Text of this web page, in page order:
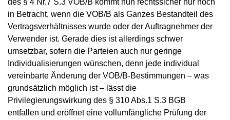
des § 4 Nr.7 S.3 VOB/B kommt nun rechtssicher nur noch
in Betracht, wenn die VOB/B als Ganzes Bestandteil des
Vertragsverhältnisses wurde oder der Auftragnehmer der
Verwender ist. Gerade dies ist allerdings schwer
umsetzbar, sofern die Parteien auch nur geringe
Individualisierungen wünschen, denn jede individual
vereinbarte Änderung der VOB/B-Bestimmungen – was
grundsätzlich möglich ist – lässt die
Privilegierungswirkung des § 310 Abs.1 S.3 BGB
entfallen und eröffnet eine vollumfängliche Prüfung der